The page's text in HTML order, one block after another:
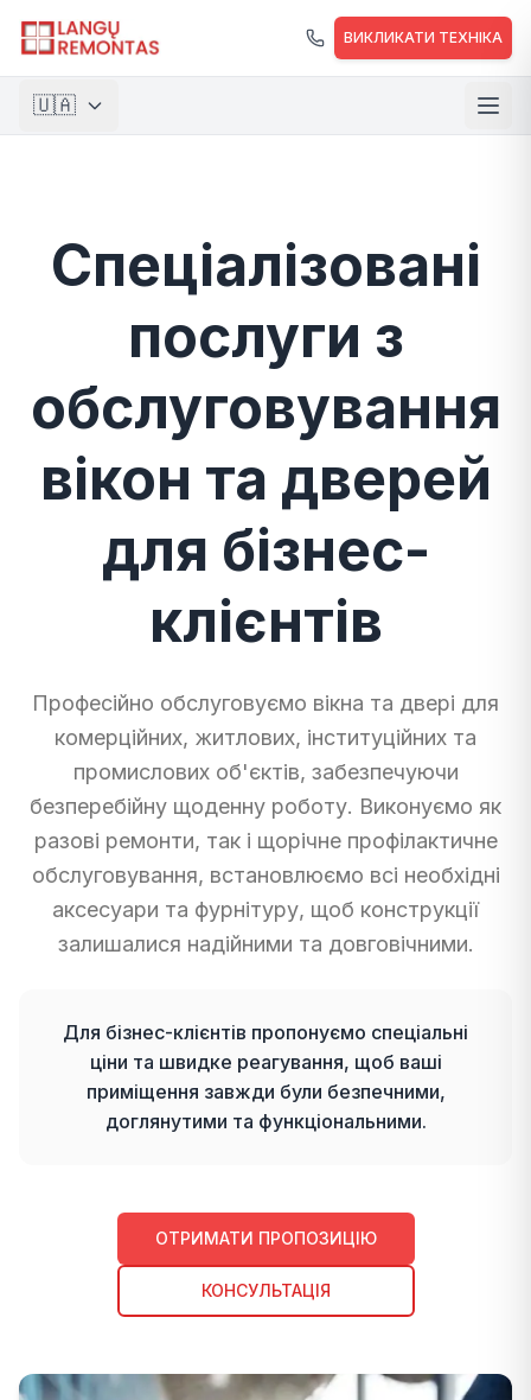
ВИКЛИКАТИ ТЕХНІКА
🇺🇦
🇵🇱 Polski
Спеціалізовані
послуги з
обслуговування
вікон та дверей
для бізнес-
клієнтів
Професійно обслуговуємо вікна та двері для
комерційних, житлових, інституційних та
промислових об'єктів, забезпечуючи
безперебійну щоденну роботу. Виконуємо як
разові ремонти, так і щорічне профілактичне
обслуговування, встановлюємо всі необхідні
аксесуари та фурнітуру, щоб конструкції
залишалися надійними та довговічними.
Для бізнес-клієнтів пропонуємо спеціальні
ціни та швидке реагування, щоб ваші
приміщення завжди були безпечними,
доглянутими та функціональними.
ОТРИМАТИ ПРОПОЗИЦІЮ
КОНСУЛЬТАЦІЯ